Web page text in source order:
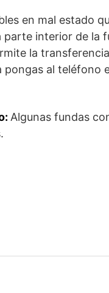
en mal estado
interior de la
la
pongas al
Algunas fundas